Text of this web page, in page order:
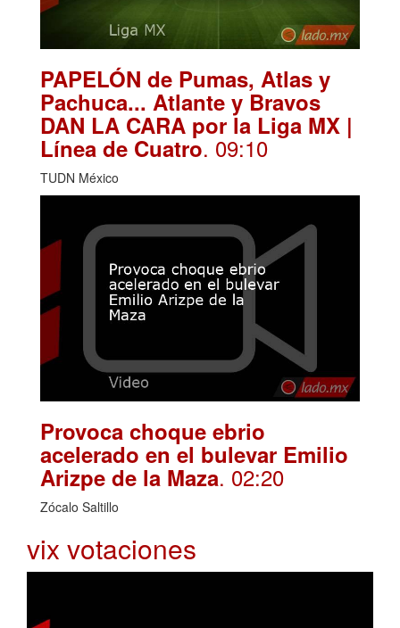
PAPELÓN de Pumas, Atlas y
Pachuca... Atlante y Bravos
DAN LA CARA por la Liga MX |
Línea de Cuatro. 09:10
TUDN México
Provoca choque ebrio
acelerado en el bulevar Emilio
Arizpe de la Maza. 02:20
Zócalo Saltillo
vix votaciones